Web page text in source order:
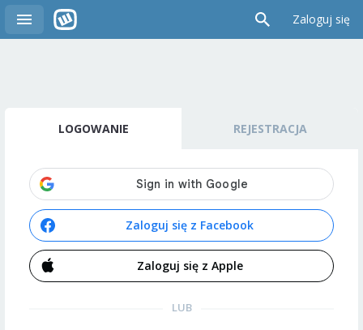
Zaloguj się
LOGOWANIE REJESTRACJA
Zaloguj się z Facebook
Zaloguj się z Apple
LUB